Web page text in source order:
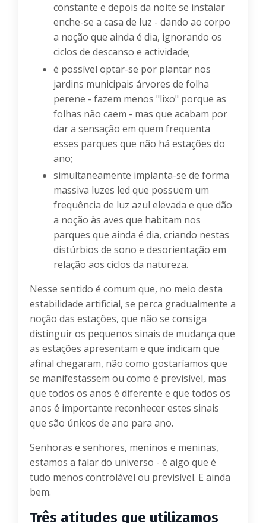
constante e depois da noite se instalar
enche-se a casa de luz - dando ao corpo
a noção que ainda é dia, ignorando os
ciclos de descanso e actividade;
é possível optar-se por plantar nos
jardins municipais árvores de folha
perene - fazem menos "lixo" porque as
folhas não caem - mas que acabam por
dar a sensação em quem frequenta
esses parques que não há estações do
ano;
simultaneamente implanta-se de forma
massiva luzes led que possuem um
frequência de luz azul elevada e que dão
a noção às aves que habitam nos
parques que ainda é dia, criando nestas
distúrbios de sono e desorientação em
relação aos ciclos da natureza.
Nesse sentido é comum que, no meio desta
estabilidade artificial, se perca gradualmente a
noção das estações, que não se consiga
distinguir os pequenos sinais de mudança que
as estações apresentam e que indicam que
afinal chegaram, não como gostaríamos que
se manifestassem ou como é previsível, mas
que todos os anos é diferente e que todos os
anos é importante reconhecer estes sinais
que são únicos de ano para ano.
Senhoras e senhores, meninos e meninas,
estamos a falar do universo - é algo que é
tudo menos controlável ou previsível. E ainda
bem.
Três atitudes que utilizamos